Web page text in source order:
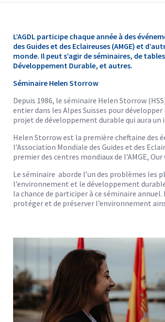
L’AGDL participe chaque année à des
des Guides et des Eclaireuses (AMGE) et
monde. Il peut s’agir de séminaires, de
Développement Durable, et autres.
Séminaire Helen Storrow
Depuis 1986, le séminaire Helen Storrow
entier dans les Alpes Suisses pour
projet de développement durable qui aura
Helen Storrow est la première cheftaine des
l’Association Mondiale des Guides et des
premier des centres mondiaux de l’AMGE,
Le séminaire aborde l’un des problèmes les
l’environnement et le développement
la chance de participer à ce séminaire
protéger et de préserver l’environnement